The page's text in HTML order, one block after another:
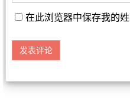
在此浏览器中保存我的